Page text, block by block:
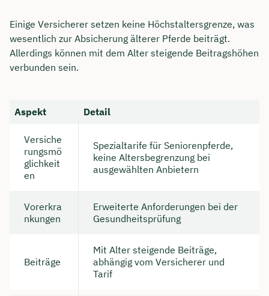
Einige Versicherer setzen keine Höchstaltersgrenze, was
wesentlich zur Absicherung älterer Pferde beiträgt.
Allerdings können mit dem Alter steigende Beitragshöhen
verbunden sein.
Aspekt Detail
Versiche
rungsmö
glichkeit
en
Spezialtarife für Seniorenpferde,
keine Altersbegrenzung bei
ausgewählten Anbietern
Vorerkra
nkungen
Erweiterte Anforderungen bei der
Gesundheitsprüfung
Beiträge
Mit Alter steigende Beiträge,
abhängig vom Versicherer und
Tarif